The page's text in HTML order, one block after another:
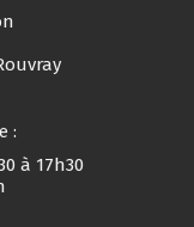
:
à 17h30